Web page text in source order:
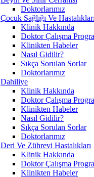
Doktorlarımız
Çocuk Sağlığı Ve Hastalıkları
Klinik Hakkında
Doktor Çalışma
Klinikten Habeler
Nasıl Gidilir?
Sıkça Sorulan Sorlar
Doktorlarımız
Dahiliye
Klinik Hakkında
Doktor Çalışma
Klinikten Habeler
Nasıl Gidilir?
Sıkça Sorulan Sorlar
Doktorlarımız
Deri Ve Zührevi Hastalıkları
Klinik Hakkında
Doktor Çalışma
Klinikten Habeler